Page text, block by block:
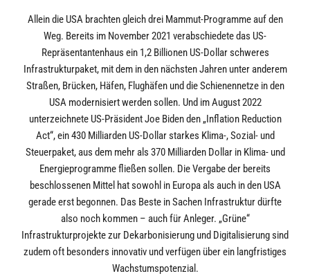
Allein die USA brachten gleich drei Mammut-Programme auf den
Weg. Bereits im November 2021 verabschiedete das US-
Repräsentantenhaus ein 1,2 Billionen US-Dollar schweres
Infrastrukturpaket, mit dem in den nächsten Jahren unter anderem
Straßen, Brücken, Häfen, Flughäfen und die Schienennetze in den
USA modernisiert werden sollen. Und im August 2022
unterzeichnete US-Präsident Joe Biden den „Inflation Reduction
Act“, ein 430 Milliarden US-Dollar starkes Klima-, Sozial- und
Steuerpaket, aus dem mehr als 370 Milliarden Dollar in Klima- und
Energieprogramme fließen sollen. Die Vergabe der bereits
beschlossenen Mittel hat sowohl in Europa als auch in den USA
gerade erst begonnen. Das Beste in Sachen Infrastruktur dürfte
also noch kommen – auch für Anleger. „Grüne“
Infrastrukturprojekte zur Dekarbonisierung und Digitalisierung sind
zudem oft besonders innovativ und verfügen über ein langfristiges
Wachstumspotenzial.